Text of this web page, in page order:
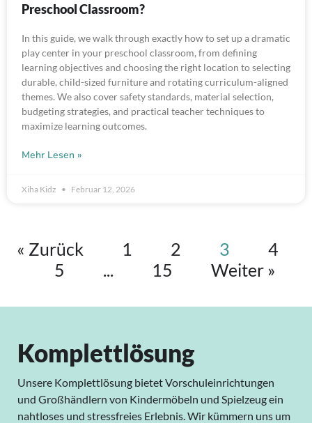
Preschool Classroom?
In this guide, we walk through exactly how to set up a dramatic
play center in your preschool classroom, from defining
learning objectives and choosing the right location to selecting
durable, child-sized furniture and rotating curriculum-aligned
themes. We also cover safety standards, material selection,
budgeting strategies, and practical teacher techniques to
maximize learning outcomes.
Mehr Lesen »
Xiha Kidz Februar 12, 2026
« Zurück 1 2 3
4
5
... 15 Weiter »
Komplettlösung
Unsere Komplettlösung bietet Vorschuleinrichtungen
und Großhändlern von Kindermöbeln und Spielzeug ein
nahtloses und stressfreies Erlebnis. Wir kümmern uns um